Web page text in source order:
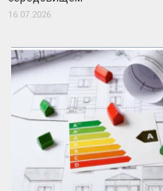
16.07.2026